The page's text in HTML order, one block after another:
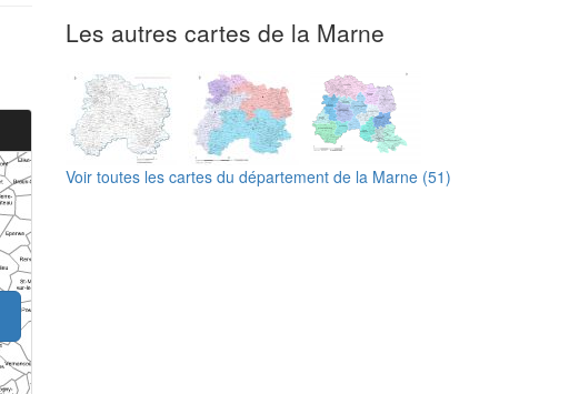
Les autres cartes de la Marne
Voir toutes les cartes du département de la Marne (51)